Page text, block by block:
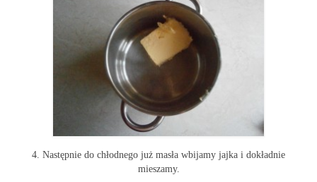
4. Następnie do chłodnego już masła wbijamy jajka i dokładnie
mieszamy.